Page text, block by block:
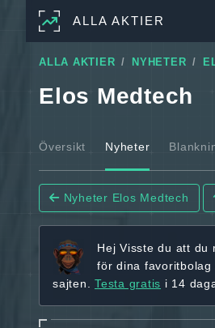
ALLA AKTIER
ALLA AKTIER NYHETER
Elos Medtech
Översikt Nyheter
Nyheter Elos Medtech
Hej Visste du att du
för dina favoritbolag
sajten. Testa gratis i 14